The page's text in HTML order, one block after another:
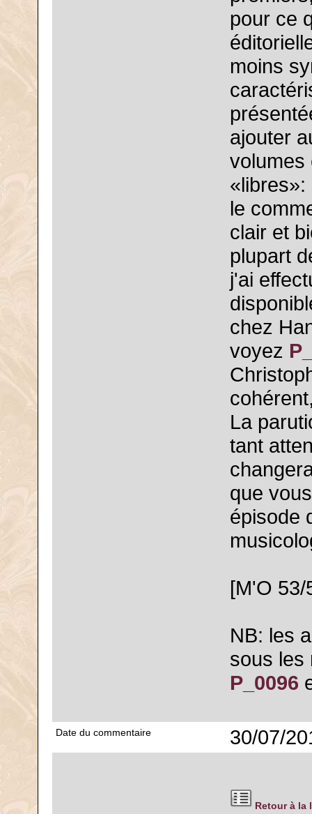
pour ce
moins
ajouter
«libres»:
le
clair et
plupart
j'ai
chez
voyez
La
tant
que
épisode
[M'O 53/
NB: les
sous
P_0096
Date du commentaire 30/07/
Retour à la